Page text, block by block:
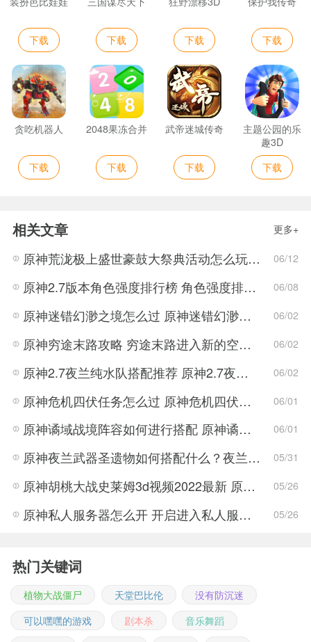
下载 下载 下载 下载
贪吃机器人
下载
2048果冻合并
下载
武帝迷城传奇
下载
主题公园的乐
趣3D
下载
相关文章 更多+
原神荒泷极上盛世豪鼓大祭典活动怎么玩 荒泷极上盛世豪鼓大祭典活动指南 06/12
原神2.7版本角色强度排行榜 角色强度排行2022最新 06/08
原神迷错幻渺之境怎么过 原神迷错幻渺之境通关攻略 06/02
原神穷途末路攻略 穷途末路进入新的空间任务解密流程 06/02
原神2.7夜兰纯水队搭配推荐 原神2.7夜兰纯水队搭配方法 06/02
原神危机四伏任务怎么过 原神危机四伏解密技巧 06/01
原神谲域战境阵容如何进行搭配 原神谲域战境阵容推荐 06/01
原神夜兰武器圣遗物如何搭配什么？夜兰武器圣遗物搭配推荐攻略 05/31
原神胡桃大战史莱姆3d视频2022最新 原神胡桃大战史莱姆3d视频完整版 05/26
原神私人服务器怎么开 开启进入私人服务器详细介绍 05/26
热门关键词
植物大战僵尸 天堂巴比伦
没有防沉迷
可以嘿嘿的游戏
剧本杀
音乐舞蹈